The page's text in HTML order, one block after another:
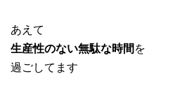
あえて
生産性のない無駄な時間を
過ごしてます